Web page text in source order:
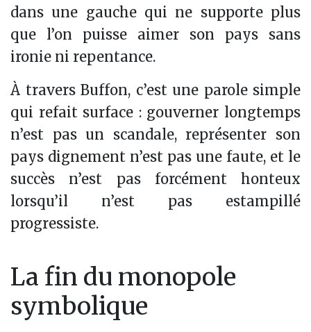
dans une gauche qui ne supporte plus
que l’on puisse aimer son pays sans
ironie ni repentance.
À travers Buffon, c’est une parole simple
qui refait surface : gouverner longtemps
n’est pas un scandale, représenter son
pays dignement n’est pas une faute, et le
succès n’est pas forcément honteux
lorsqu’il n’est pas estampillé
progressiste.
La fin du monopole
symbolique